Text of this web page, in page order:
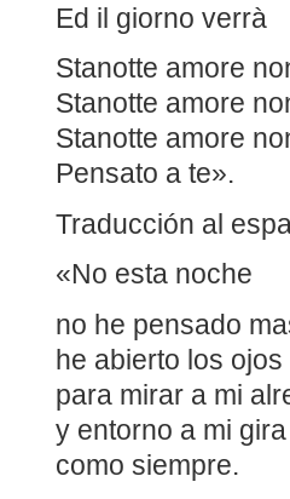
Ed il giorno verrà
Stanotte amore
Stanotte amore
Stanotte amore
Pensato a te».
Traducción al
«No esta noche
no he pensado
he abierto los ojos
para mirar a mi
y entorno a mi
como siempre.